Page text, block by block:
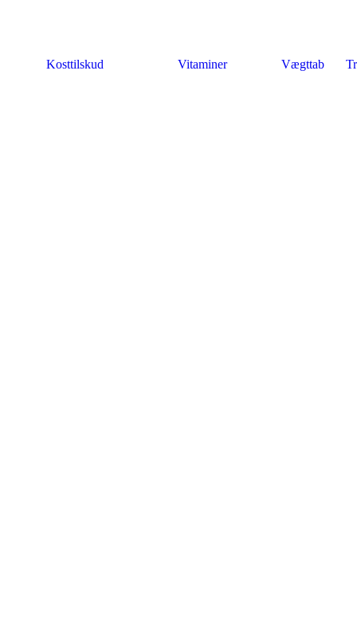
Kosttilskud Vitaminer Vægttab